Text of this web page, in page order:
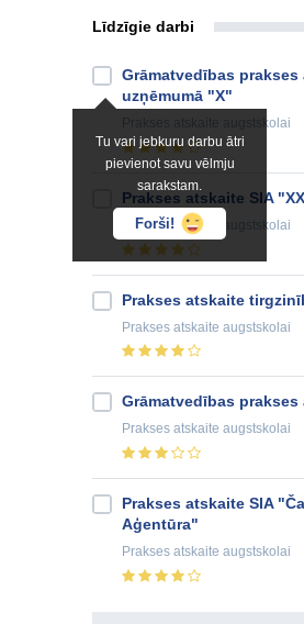
Līdzīgie darbi
Tu vari jebkuru darbu ātri
pievienot savu vēlmju
sarakstam.
Forši!
Grāmatvedības prakses
uzņēmumā "X"
augstskolai
Prakses atskaite SIA
Prakses atskaite augstskolai
Prakses atskaite
Prakses atskaite augstskolai
Grāmatvedības prakses
Prakses atskaite augstskolai
Prakses atskaite SIA
Aģentūra"
Prakses atskaite augstskolai